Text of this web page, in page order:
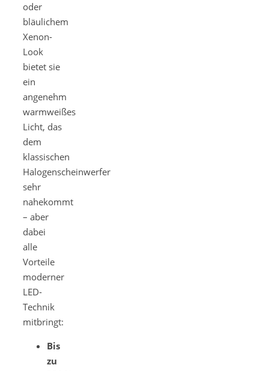
oder
bläulichem
Xenon-
Look
bietet sie
ein
angenehm
warmweißes
Licht, das
dem
klassischen
Halogenscheinwerfer
sehr
nahekommt
– aber
dabei
alle
Vorteile
moderner
LED-
Technik
mitbringt:
Bis
zu